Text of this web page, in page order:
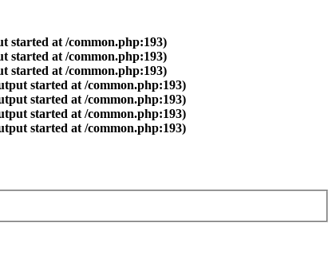
started at /common.php:193)
started at /common.php:193)
started at /common.php:193)
started at /common.php:193)
started at /common.php:193)
started at /common.php:193)
started at /common.php:193)